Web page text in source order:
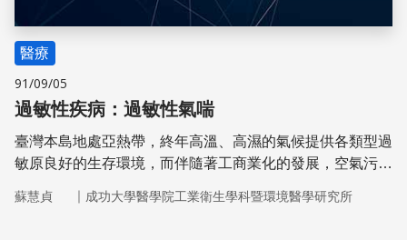
醫療
91/09/05
過敏性疾病：過敏性氣喘
臺灣本島地處亞熱帶，終年高溫、高濕的氣候提供各類型過
敏原良好的生存環境，而伴隨著工商業化的發展，空氣污染
重的影響。
蘇慧貞 ｜ 成功大學醫學院工業衛生學科暨環境醫學研究所